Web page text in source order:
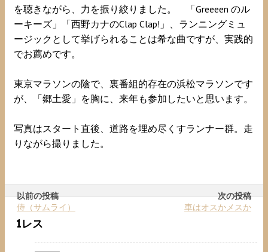
を聴きながら、力を振り絞りました。 「 Greeeen のル
ーキーズ」「西野カナのClap Clap! 」、ランニングミュ
ージックとして挙げられることは希な曲ですが、実践的
でお薦めです。
東京マラソンの陰で、裏番組的存在の浜松マラソンです
が、「郷土愛」を胸に、来年も参加したいと思います。
写真はスタート直後、道路を埋め尽くすランナー群。走
りながら撮りました。
以前の投稿
侍（サムライ）
次の投稿
車はオスかメスか
1レス